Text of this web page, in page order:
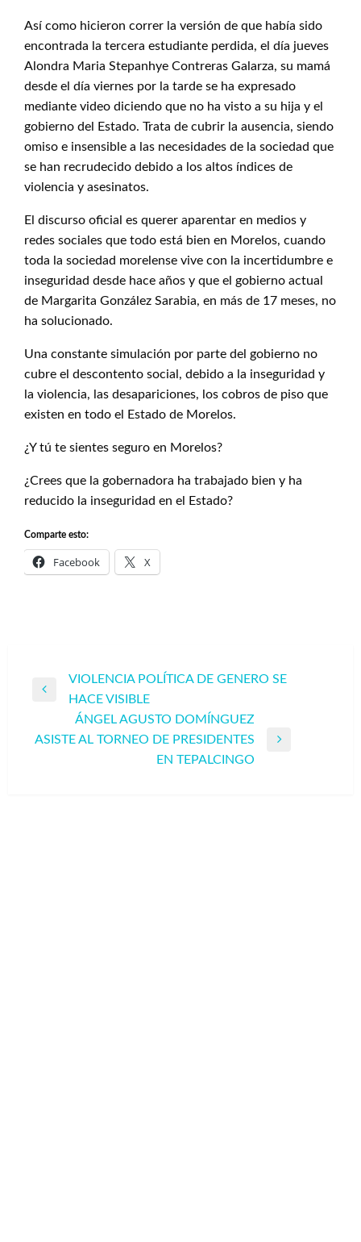
Así como hicieron correr la versión de que había sido
encontrada la tercera estudiante perdida, el día jueves
Alondra Maria Stepanhye Contreras Galarza, su mamá
desde el día viernes por la tarde se ha expresado
mediante video diciendo que no ha visto a su hija y el
gobierno del Estado. Trata de cubrir la ausencia, siendo
omiso e insensible a las necesidades de la sociedad que
se han recrudecido debido a los altos índices de
violencia y asesinatos.
El discurso oficial es querer aparentar en medios y
redes sociales que todo está bien en Morelos, cuando
toda la sociedad morelense vive con la incertidumbre e
inseguridad desde hace años y que el gobierno actual
de Margarita González Sarabia, en más de 17 meses, no
ha solucionado.
Una constante simulación por parte del gobierno no
cubre el descontento social, debido a la inseguridad y
la violencia, las desapariciones, los cobros de piso que
existen en todo el Estado de Morelos.
¿Y tú te sientes seguro en Morelos?
¿Crees que la gobernadora ha trabajado bien y ha
reducido la inseguridad en el Estado?
Comparte esto:
Facebook X
Navegación
entradas
Entrada
anterior
VIOLENCIA POLÍTICA DE GENERO SE
HACE VISIBLE
ÁNGEL AGUSTO DOMÍNGUEZ
ASISTE AL TORNEO DE PRESIDENTES
EN TEPALCINGO